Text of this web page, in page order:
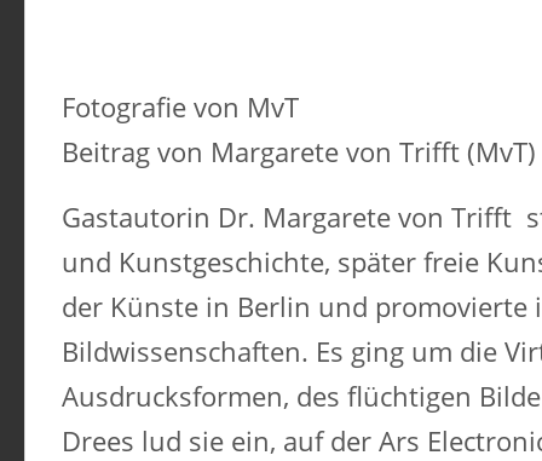
Fotografie von MvT
Beitrag von Margarete von Trifft (MvT)
Gastautorin Dr. Margarete von Trifft
und Kunstgeschichte, später freie
der Künste in Berlin und promovierte
Bildwissenschaften. Es ging um die
Ausdrucksformen, des flüchtigen
Drees lud sie ein, auf der Ars